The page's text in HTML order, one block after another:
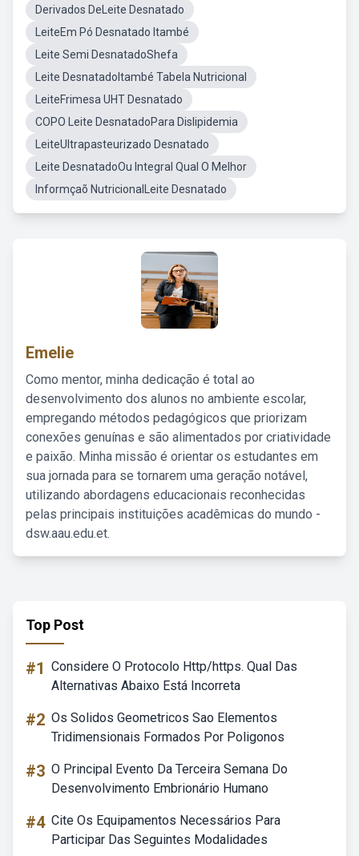
Derivados DeLeite Desnatado
LeiteEm Pó Desnatado Itambé
Leite Semi DesnatadoShefa
Leite DesnatadoItambé Tabela Nutricional
LeiteFrimesa UHT Desnatado
COPO Leite DesnatadoPara Dislipidemia
LeiteUltrapasteurizado Desnatado
Leite DesnatadoOu Integral Qual O Melhor
Informçaõ NutricionalLeite Desnatado
Emelie
Como mentor, minha dedicação é total ao
desenvolvimento dos alunos no ambiente escolar,
empregando métodos pedagógicos que priorizam
conexões genuínas e são alimentados por criatividade
e paixão. Minha missão é orientar os estudantes em
sua jornada para se tornarem uma geração notável,
utilizando abordagens educacionais reconhecidas
pelas principais instituições acadêmicas do mundo -
dsw.aau.edu.et.
Top Post
#1 Considere O Protocolo Http/https. Qual Das
Alternativas Abaixo Está Incorreta
#2 Os Solidos Geometricos Sao Elementos
Tridimensionais Formados Por Poligonos
#3 O Principal Evento Da Terceira Semana Do
Desenvolvimento Embrionário Humano
#4 Cite Os Equipamentos Necessários Para
Participar Das Seguintes Modalidades